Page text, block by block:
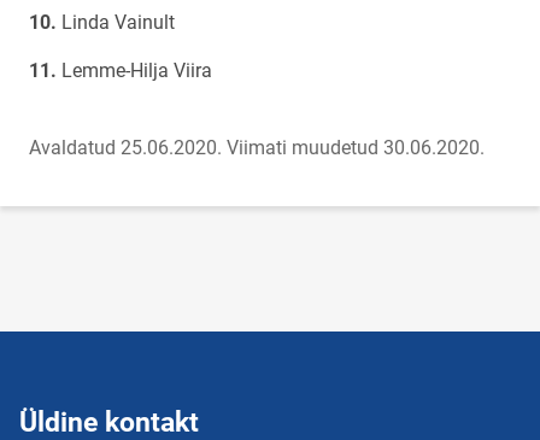
Linda Vainult
Lemme-Hilja Viira
Avaldatud 25.06.2020. Viimati muudetud 30.06.2020.
Üldine kontakt